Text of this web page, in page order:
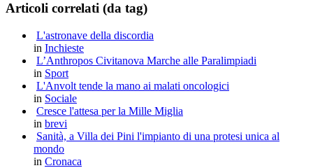
Articoli correlati (da tag)
L'astronave della discordia
in Inchieste
L’Anthropos Civitanova Marche alle Paralimpiadi
in Sport
L'Anvolt tende la mano ai malati oncologici
in Sociale
Cresce l'attesa per la Mille Miglia
in brevi
Sanità, a Villa dei Pini l'impianto di una protesi unica al
mondo
in Cronaca